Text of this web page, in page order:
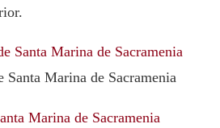
Santa Marina de Sacramenia